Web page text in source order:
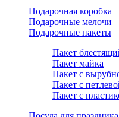
Подарочная коробка
Подарочные мелочи
Подарочные пакеты
Пакет
Пакет майка
Пакет с
Пакет с
Пакет с